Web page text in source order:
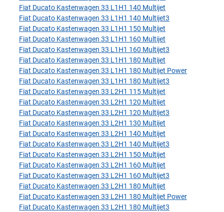
Fiat Ducato Kastenwagen 33 L1H1 140 Multijet
Fiat Ducato Kastenwagen 33 L1H1 140 Multijet3
Fiat Ducato Kastenwagen 33 L1H1 150 Multijet
Fiat Ducato Kastenwagen 33 L1H1 160 Multijet
Fiat Ducato Kastenwagen 33 L1H1 160 Multijet3
Fiat Ducato Kastenwagen 33 L1H1 180 Multijet
Fiat Ducato Kastenwagen 33 L1H1 180 Multijet Power
Fiat Ducato Kastenwagen 33 L1H1 180 Multijet3
Fiat Ducato Kastenwagen 33 L2H1 115 Multijet
Fiat Ducato Kastenwagen 33 L2H1 120 Multijet
Fiat Ducato Kastenwagen 33 L2H1 120 Multijet3
Fiat Ducato Kastenwagen 33 L2H1 130 Multijet
Fiat Ducato Kastenwagen 33 L2H1 140 Multijet
Fiat Ducato Kastenwagen 33 L2H1 140 Multijet3
Fiat Ducato Kastenwagen 33 L2H1 150 Multijet
Fiat Ducato Kastenwagen 33 L2H1 160 Multijet
Fiat Ducato Kastenwagen 33 L2H1 160 Multijet3
Fiat Ducato Kastenwagen 33 L2H1 180 Multijet
Fiat Ducato Kastenwagen 33 L2H1 180 Multijet Power
Fiat Ducato Kastenwagen 33 L2H1 180 Multijet3